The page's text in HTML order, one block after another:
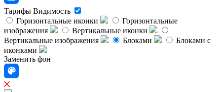
Тарифы Видимость
Горизонтальные иконки
Горизонтальные
изображения
Вертикальные иконки
Вертикальные изображения
Блоками
Блоками с
иконками
Заменить фон